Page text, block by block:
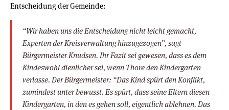
Entscheidung der Gemeinde:
“Wir haben uns die Entscheidung nicht leicht gemacht,
Experten der Kreisverwaltung hinzugezogen”, sagt
Bürgermeister Knudsen. Ihr Fazit sei gewesen, dass es dem
Kindeswohl dienlicher sei, wenn Thore den Kindergarten
verlasse. Der Bürgermeister: “Das Kind spürt den Konflikt,
zumindest unter bewusst. Es spürt, dass seine Eltern diesen
Kindergarten, in den es gehen soll, eigentlich ablehnen. Das